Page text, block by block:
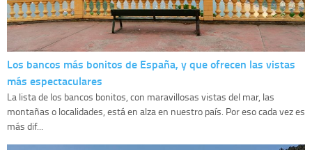
Los bancos más bonitos de España, y que ofrecen las vistas
más espectaculares
La lista de los bancos bonitos, con maravillosas vistas del mar, las
montañas o localidades, está en alza en nuestro país. Por eso cada vez es
más dif...